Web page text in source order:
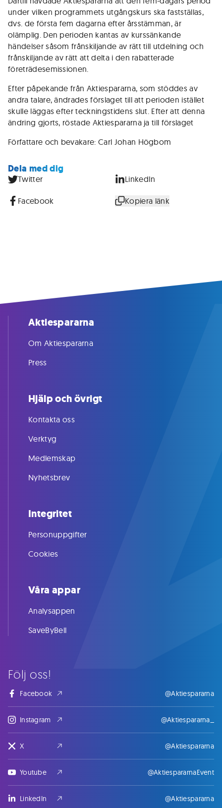
under vilken programmets utgångskurs ska fastställas,
dvs. de första fem dagarna efter årsstämman, är
olämplig. Den perioden kantas av kurssänkande
händelser såsom frånskiljande av rätt till utdelning och
frånskiljande av rätt att delta i den rabatterade
företrädesemissionen.
Efter påpekande från Aktiespararna, som stöddes av
andra talare, ändrades förslaget till att perioden istället
skulle läggas efter teckningstidens slut. Efter att denna
ändring gjorts, röstade Aktiespararna ja till förslaget
Författare och bevakare: Carl Johan Högbom
Dela med dig
Twitter LinkedIn
Facebook Kopiera länk
Följ oss!
Facebook @Aktiespararna
Instagram @Aktiespararna_
X @Aktiespararna
Youtube @AktiespararnaEvent
LinkedIn @Aktiespararna
Aktiespararna
Om Aktiespararna
Press
Hjälp och övrigt
Kontakta oss
Verktyg
Medlemskap
Nyhetsbrev
Integritet
Personuppgifter
Cookies
Våra appar
Analysappen
SaveByBell